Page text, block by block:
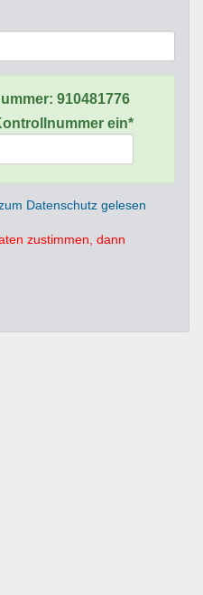
910481776
ein*
Datenschutz gelesen
zustimmen, dann